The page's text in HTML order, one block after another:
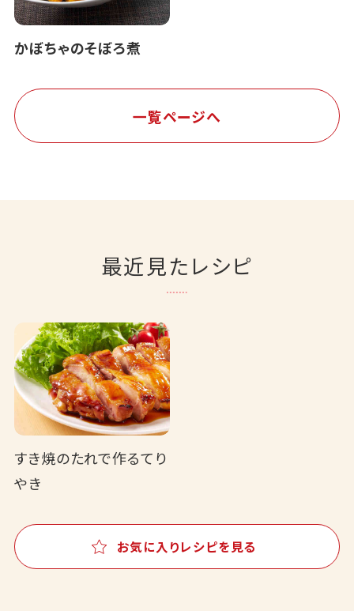
かぼちゃのそぼろ煮
一覧ページへ
最近見たレシピ
すき焼のたれで作るてり
やき
お気に入りレシピを見る